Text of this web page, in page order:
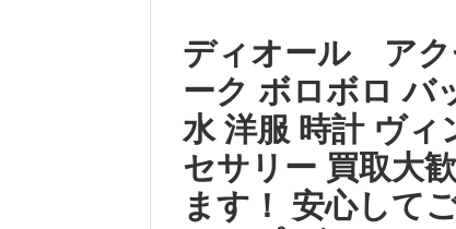
ディオール アク
ーク ボロボロ バ
水 洋服 時計 ヴィ
セサリー 買取大
ます！ 安心して